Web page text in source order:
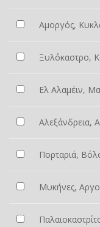
Αμοργός,
Ξυλόκαστρο,
Ελ Αλαμέιν,
Αλεξάνδρεια,
Πορταριά,
Μυκήνες,